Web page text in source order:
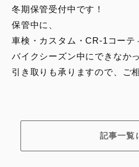
スタッフ
DUCATI OWNER’S CLUB
お支払いシミュレーション
冬期保管受付中です！
保管中に、
車検・カスタム・CR-1コーテ
バイクシーズン中にできなか
引き取りも承りますので、ご
記事一覧